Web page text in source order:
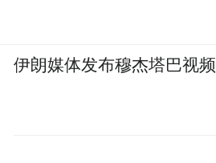
伊朗媒体发布穆杰塔巴视频